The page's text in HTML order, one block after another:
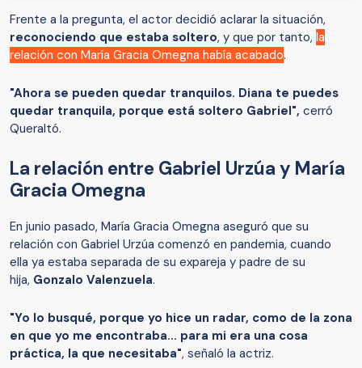
Frente a la pregunta, el actor decidió aclarar la situación,
reconociendo que estaba soltero, y que por tanto, la
relación con María Gracia Omegna había acabado.
"Ahora se pueden quedar tranquilos. Diana te puedes
quedar tranquila, porque está soltero Gabriel", cerró
Queraltó.
La relación entre Gabriel Urzúa y María
Gracia Omegna
En junio pasado, María Gracia Omegna aseguró que su
relación con Gabriel Urzúa comenzó en pandemia, cuando
ella ya estaba separada de su expareja y padre de su
hija, Gonzalo Valenzuela.
"Yo lo busqué, porque yo hice un radar, como de la zona
en que yo me encontraba... para mi era una cosa
práctica, la que necesitaba", señaló la actriz.